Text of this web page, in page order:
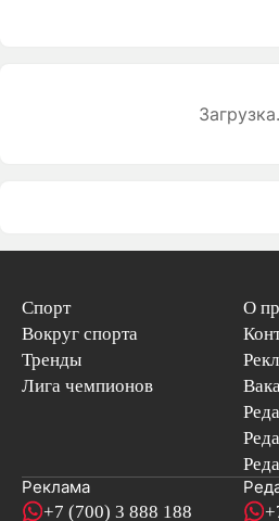
Спорт
Вокруг спорта
Тренды
Лига чемпионов
О
Реклама
+7 (700) 3 888 188